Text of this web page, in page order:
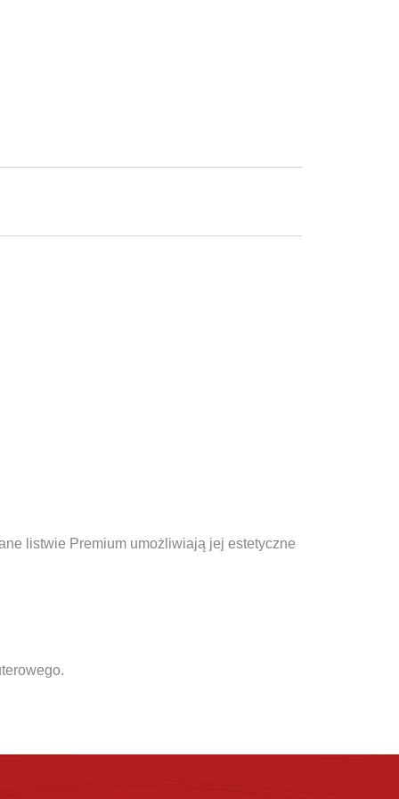
listwie Premium umożliwiają jej estetyczne